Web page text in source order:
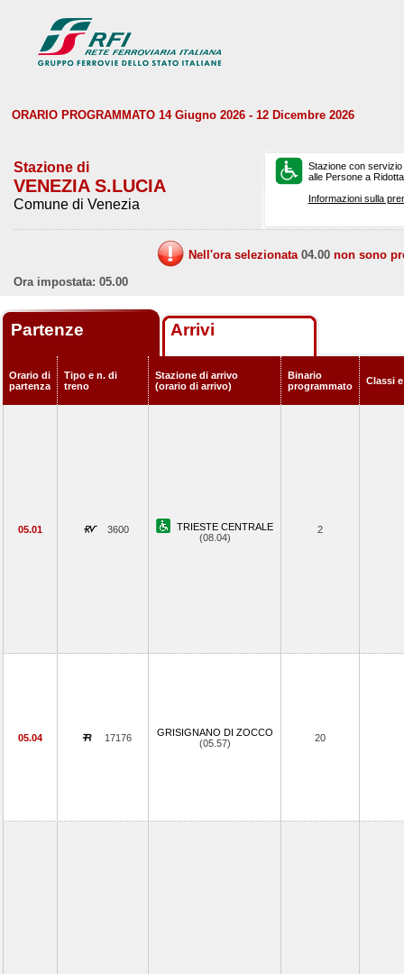
ORARIO PROGRAMMATO 14 Giugno 2026 - 12 Dicembre 2026
Stazione di
VENEZIA S.LUCIA
Comune di Venezia
Stazione con
alle Persone a
Informazioni sulla
Nell'ora selezionata 04.00 non sono
Ora impostata: 05.00
Partenze Arrivi
Orario di
partenza
Tipo e n. di
treno
Stazione di arrivo
(orario di arrivo)
Binario
programmato
Classi
05.01 3600
TRIESTE CENTRALE
(08.04)
2
05.04 17176
GRISIGNANO DI ZOCCO
(05.57)
20